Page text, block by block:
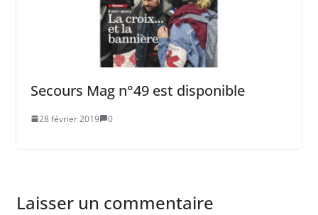
Secours Mag n°49 est disponible
28 février 2019 0
Laisser un commentaire